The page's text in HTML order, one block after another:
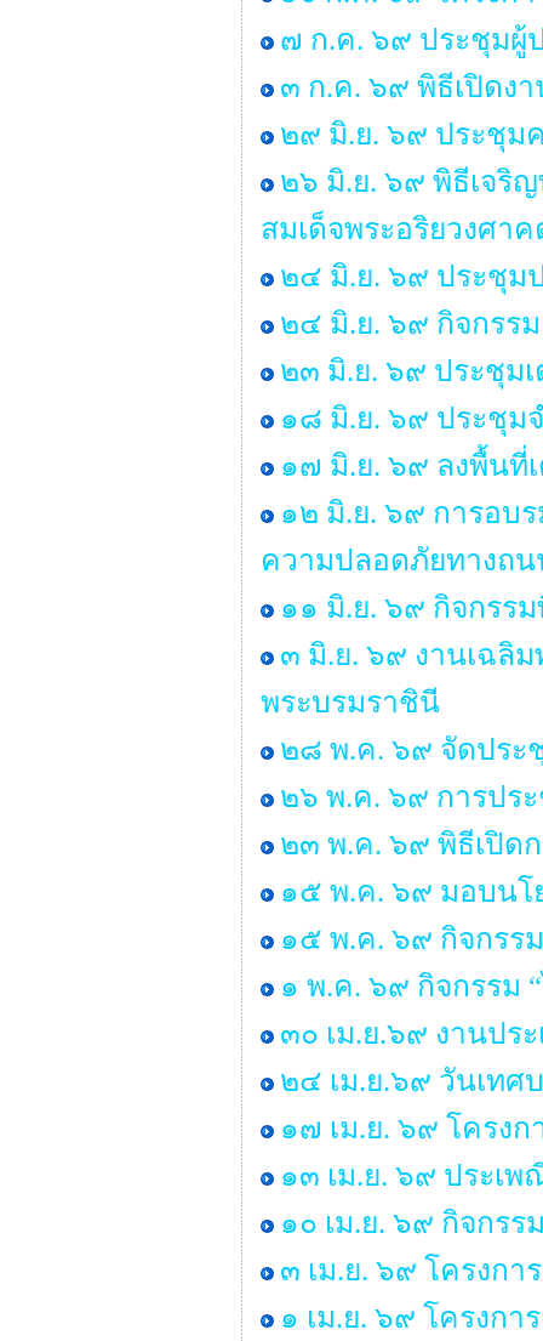
๗ ก.ค. ๖๙ ประชุมผู้
๓ ก.ค. ๖๙ พิธีเปิดงา
๒๙ มิ.ย. ๖๙ ประชุม
๒๖ มิ.ย. ๖๙ พิธีเจริ
สมเด็จพระอริยวงศ
๒๔ มิ.ย. ๖๙ ประชุม
๒๔ มิ.ย. ๖๙ กิจกรร
๒๓ มิ.ย. ๖๙ ประชุม
๑๘ มิ.ย. ๖๙ ประชุม
๑๗ มิ.ย. ๖๙ ลงพื้นที่
๑๒ มิ.ย. ๖๙ การอบ
ความปลอดภัยทางถ
๑๑ มิ.ย. ๖๙ กิจกรร
๓ มิ.ย. ๖๙ งานเฉลิม
พระบรมราชินี
๒๘ พ.ค. ๖๙ จัดประ
๒๖ พ.ค. ๖๙ การปร
๒๓ พ.ค. ๖๙ พิธีเปิด
๑๕ พ.ค. ๖๙ มอบนโ
๑๕ พ.ค. ๖๙ กิจกรร
๑ พ.ค. ๖๙ กิจกรรม
๓๐ เม.ย.๖๙ งานปร
๒๔ เม.ย.๖๙ วันเท
๑๗ เม.ย. ๖๙ โครง
๑๓ เม.ย. ๖๙ ประเ
๑๐ เม.ย. ๖๙ กิจกร
๓ เม.ย. ๖๙ โครงก
๑ เม.ย. ๖๙ โครงก